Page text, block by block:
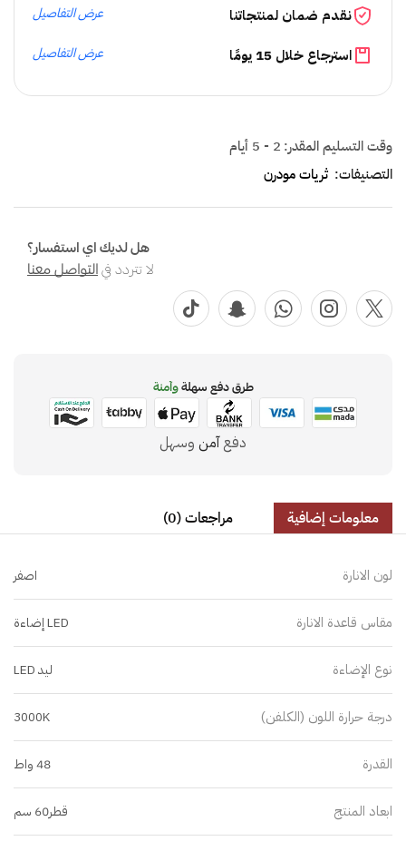
نقدم ضمان لمنتجاتنا عرض التفاصيل
استرجاع خلال 15 يومًا عرض التفاصيل
وقت التسليم المقدر: 2 - 5 أيام
التصنيفات: ثريات مودرن
هل لديك اي استفسار؟
لا تتردد فيالتواصل معنا
طرق دفع سهلةوآمنة
دفعآمن وسهل
معلومات إضافية مراجعات (0)
لون الانارة اصفر
مقاس قاعدة الانارة LED إضاءة
نوع الإضاءة ليد LED
درجة حرارة اللون (الكلفن) 3000K
القدرة 48 واط
ابعاد المنتج قطر60 سم